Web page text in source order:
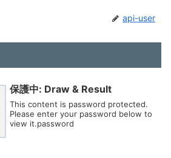
api-user
保護中: Draw & Result
This content is password protected.
Please enter your password below to
view it.password